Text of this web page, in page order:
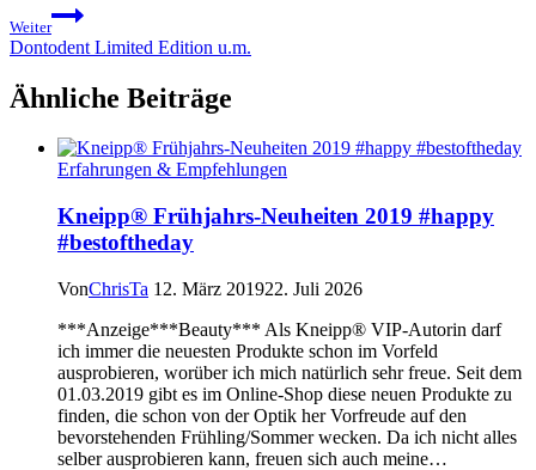
Weiter
Dontodent Limited Edition u.m.
Ähnliche Beiträge
Erfahrungen & Empfehlungen
Kneipp® Frühjahrs-Neuheiten 2019 #happy
#bestoftheday
VonChrisTa 12. März 201922. Juli 2026
***Anzeige***Beauty*** Als Kneipp® VIP-Autorin darf
ich immer die neuesten Produkte schon im Vorfeld
ausprobieren, worüber ich mich natürlich sehr freue. Seit dem
01.03.2019 gibt es im Online-Shop diese neuen Produkte zu
finden, die schon von der Optik her Vorfreude auf den
bevorstehenden Frühling/Sommer wecken. Da ich nicht alles
selber ausprobieren kann, freuen sich auch meine…